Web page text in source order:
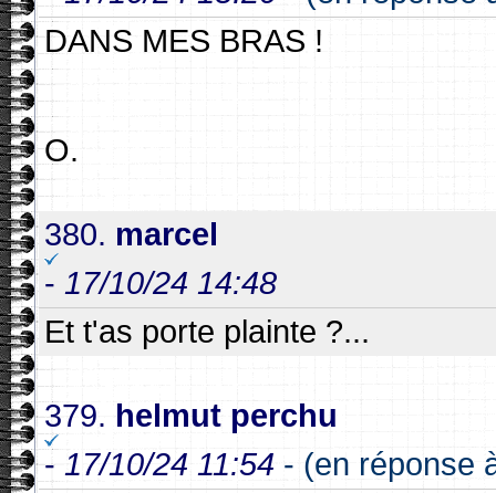
DANS MES BRAS !
O.
380. marcel
- 17/10/24 14:48
Et t'as porte plainte ?...
379. helmut perchu
- 17/10/24 11:54 - (en réponse